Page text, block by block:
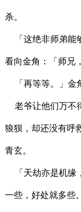
杀。
「这绝非师弟能
看向金角：「师兄
「再等等。」金
老爷让他们万不
狼狈，却还没有呼
青玄。
「天劫亦是机缘
一些，好处就多些